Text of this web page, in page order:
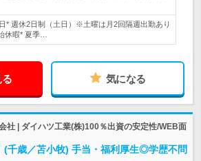
* 週休2日制（土日）※土曜は月2回隔週出勤あり
休暇* 夏季…
気になる
社 | ダイハツ工業(株)100％出資の安定性/WEB面
(千歳／苫小牧) 手当・福利厚生◎学歴不問